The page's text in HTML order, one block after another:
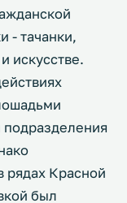
- тачанки,
искусстве.
рядах Красной
был